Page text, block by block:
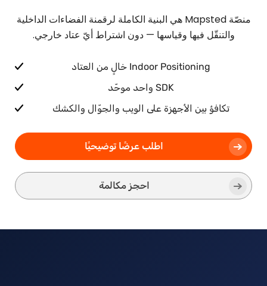
منصّة Mapsted هي البنية الكاملة لرقمنة الفضاءات الداخلية
والتنقّل فيها وقياسها — دون اشتراط أيّ عتاد خارجي.
Indoor Positioning خالٍ من العتاد
SDK واحد موحّد
تكافؤ بين الأجهزة على الويب والجوّال والكشك
اطلب عرضًا توضيحيًا
احجز مكالمة